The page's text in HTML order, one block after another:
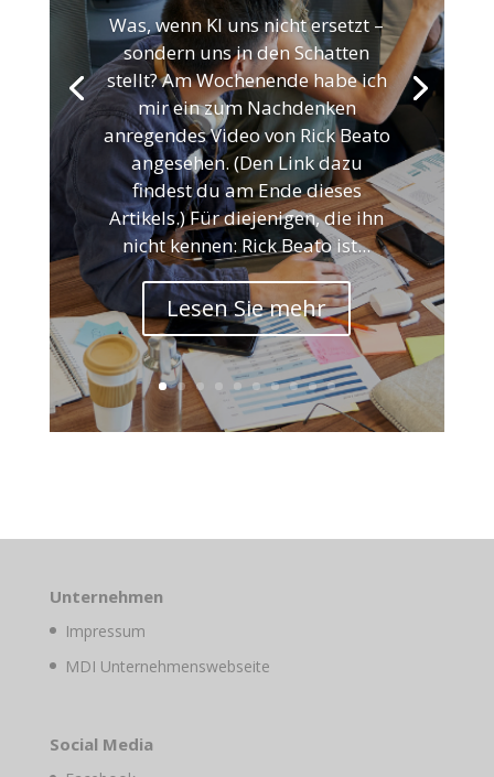
Was, wenn KI uns nicht ersetzt –
sondern uns in den Schatten
stellt? Am Wochenende habe ich
mir ein zum Nachdenken
anregendes Video von Rick Beato
angesehen. (Den Link dazu
findest du am Ende dieses
Artikels.) Für diejenigen, die ihn
nicht kennen: Rick Beato ist...
Lesen Sie mehr
Unternehmen
Impressum
MDI Unternehmenswebseite
Social Media